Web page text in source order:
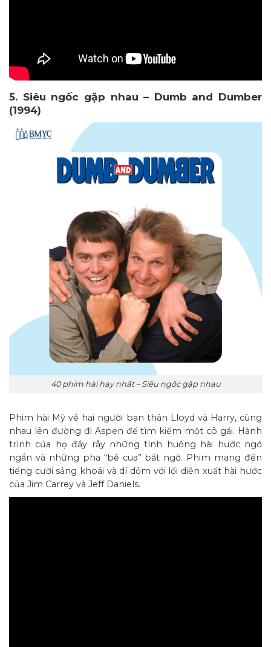
5. Siêu ngốc gặp nhau – Dumb and Dumber
(1994)
40 phim hài hay nhất – Siêu ngốc gặp nhau
Phim hài Mỹ về hai người bạn thân Lloyd và Harry, cùng
nhau lên đường đi Aspen để tìm kiếm một cô gái. Hành
trình của họ đầy rẫy những tình huống hài hước ngớ
ngẩn và những pha “bẻ cua” bất ngờ. Phim mang đến
tiếng cười sảng khoái và dí dỏm với lối diễn xuất hài hước
của Jim Carrey và Jeff Daniels.